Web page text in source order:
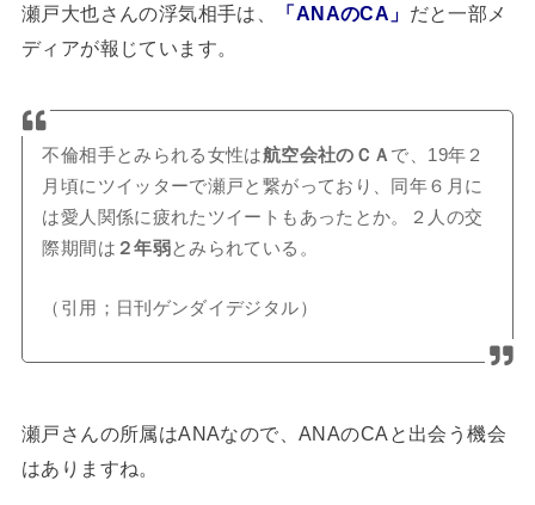
瀬戸大也さんの浮気相手は、 「ANAのCA」 だと一部メ
ディアが報じています。
不倫相手とみられる女性は航空会社のＣＡ で、19年２
月頃にツイッターで瀬戸と繋がっており、同年６月に
は愛人関係に疲れたツイートもあったとか。２人の交
際期間は ２年弱とみられている。
（引用；日刊ゲンダイデジタル）
瀬戸さんの所属はANAなので、ANAのCAと出会う機会
はありますね。